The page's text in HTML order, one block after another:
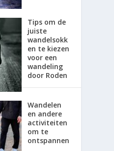
Tips om de
juiste
wandelsokk
en te kiezen
voor een
wandeling
door Roden
Wandelen
en andere
activiteiten
om te
ontspannen